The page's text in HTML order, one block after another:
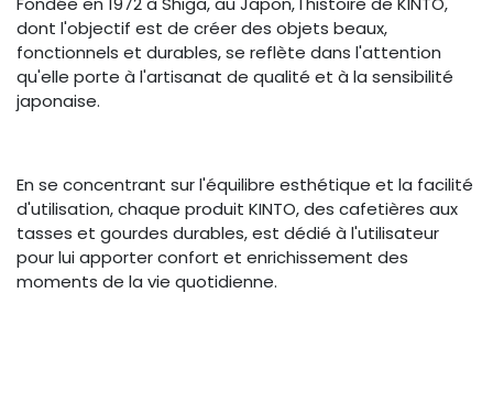
dont l'objectif est de créer des objets beaux,
fonctionnels et durables, se reflète dans l'attention
qu'elle porte à l'artisanat de qualité et à la sensibilité
japonaise.
En se concentrant sur l'équilibre esthétique et la facilité
d'utilisation, chaque produit KINTO, des cafetières aux
tasses et gourdes durables, est dédié à l'utilisateur
pour lui apporter confort et enrichissement des
moments de la vie quotidienne.